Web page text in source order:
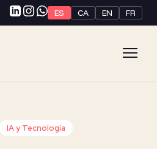
ES CA EN FR
IA y Tecnología